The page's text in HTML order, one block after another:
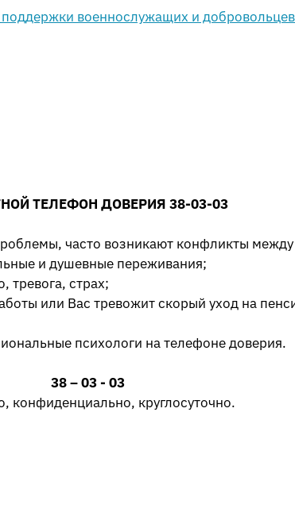
ТЕЛЕФОН ДОВЕРИЯ 38-03-03
часто возникают конфликты
и душевные переживания;
тревога, страх;
или Вас тревожит скорый уход на
психологи на телефоне доверия.
38 – 03 - 03
конфиденциально, круглосуточно.